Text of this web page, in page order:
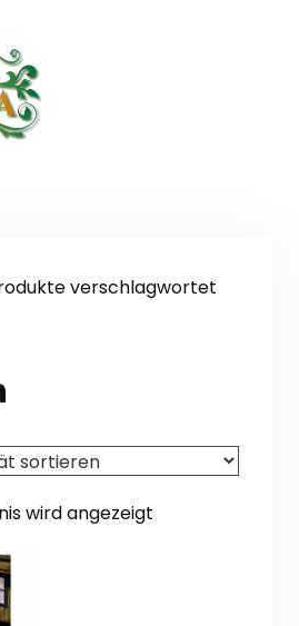
verschlagwortet
wird angezeigt